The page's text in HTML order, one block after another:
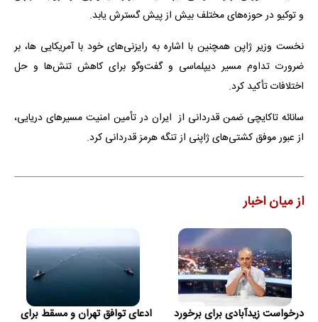
و توکیو در حوزه‌های مختلف بیش از پیش گسترش یابد.
نخست وزیر ژاپن همچنین با اشاره به رایزنی‌های خود با آمریکایی ها، بر
ضرورت تداوم مسیر دیپلماسی و گفت‌وگو برای کاهش تنش‌ها و حل
اختلافات تأکید کرد.
سانائه تاکایچی ضمن قدردانی از ایران در تأمین امنیت مسیرهای دریایی،
از عبور موفق کشتی‌های ژاپنی از تنگه هرمز قدردانی کرد.
از میان اخبار
درخواست زیدآبادی برای برخورد
ادعای توافق تهران و مسقط برای